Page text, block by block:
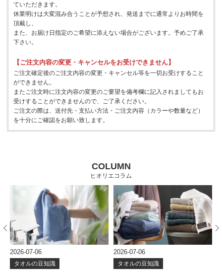
ていただきます。
休業明けは大変混み合うことが予想され、発送までに通常よりお時間を
頂戴し、
また、お届け日指定のご希望に添えない場合がございます。予めご了承
下さい。
【ご注文内容の変更・キャンセルをお受けできません】
ご注文確定後のご注文内容の変更・キャンセル等を一切お受けすること
ができません。
またご注文時に注文内容の変更のご要望を備考欄に記入されましてもお
受けすることができませんので、ご了承ください。
ご注文の際は、送付先・支払い方法・ご注文内容（カラーや数量など）
を十分にご確認をお願い致します。
COLUMN
ヒオリエコラム
2026-07-06
タオルの豆知識
2026-06-24
タオルの豆知識